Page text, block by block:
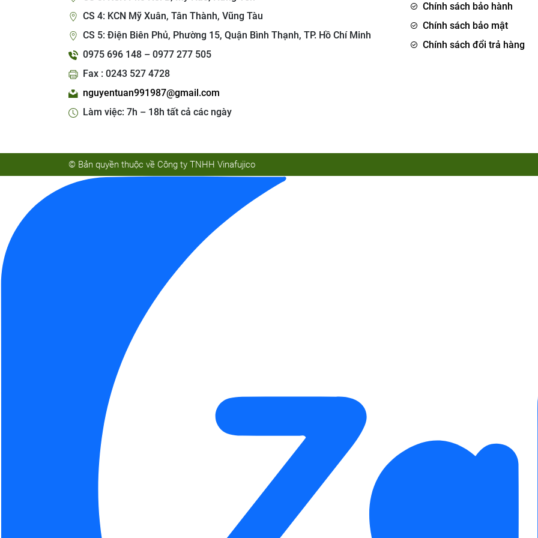
CS 4: KCN Mỹ Xuân, Tân Thành, Vũng Tàu
CS 5: Điện Biên Phủ, Phường 15, Quận Bình Thạnh, TP. Hồ Chí Minh
0975 696 148 – 0977 277 505
Fax : 0243 527 4728
nguyentuan991987@gmail.com
Làm việc: 7h – 18h tất cả các ngày
Chính sách bảo hành
Chính sách bảo mật
Chính sách đổi trả hàng
© Bản quyền thuộc về Công ty TNHH Vinafujico